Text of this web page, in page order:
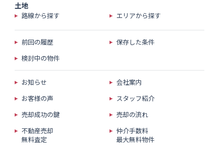
土地
路線から探す エリアから探す
前回の履歴
保存した条件
検討中の物件
お知らせ
会社案内
お客様の声
スタッフ紹介
売却成功の鍵
売却の流れ
不動産売却
無料査定
仲介手数料
最大無料物件